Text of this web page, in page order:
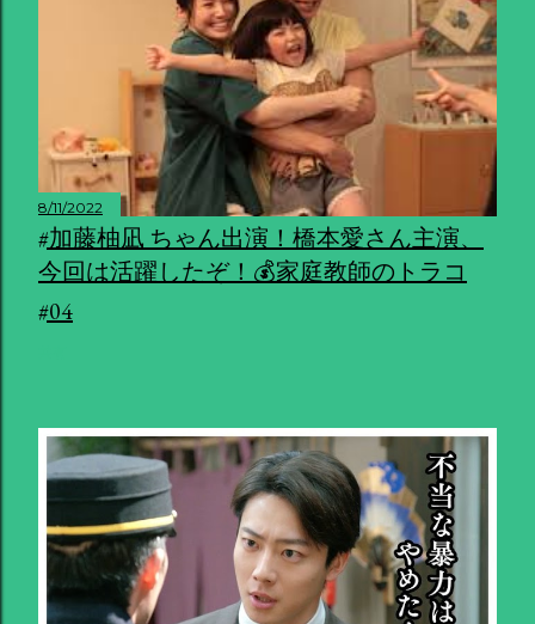
8/11/2022
#加藤柚凪 ちゃん出演！橋本愛さん主演、
今回は活躍したぞ！💰家庭教師のトラコ
#04